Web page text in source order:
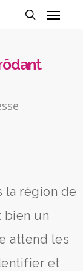
la région de
bien un
attend les
et